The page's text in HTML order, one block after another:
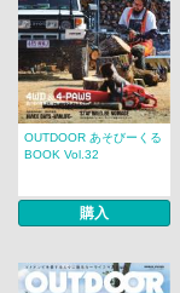
OUTDOOR あそびーくる
BOOK Vol.32
購入